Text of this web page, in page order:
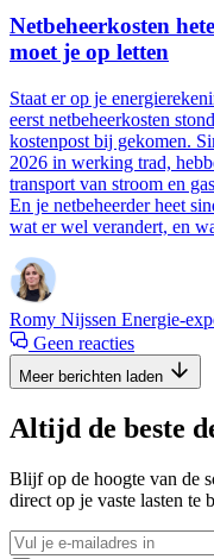
Netbeheerkosten
moet je op letten
Staat er op je
eerst netbeheerkosten
kostenpost bij gekomen.
2026 in werking trad,
transport van stroom en
En je netbeheerder heet
wat er wel verandert, en
Romy Nijssen Energie-
Geen reacties
Meer berichten laden
Altijd de beste
Blijf op de hoogte van de
direct op je vaste lasten te